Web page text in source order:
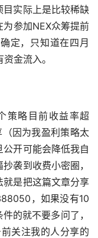
实际上是比较稀缺
参加NEX众筹提前
定，只知道在四月
金流入。
策略目前收益率超
因为我盈利策略太
开可能会降低我自
袭到收费小密圈，
就是把这篇文章分享
，如果没有10
的就不要多问了，
关注我的人分享的